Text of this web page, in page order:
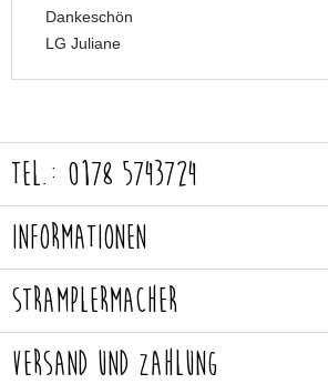
Dankeschön
LG Juliane
Tel.: 0178 5743724
Informationen
Stramplermacher
Versand und Zahlung